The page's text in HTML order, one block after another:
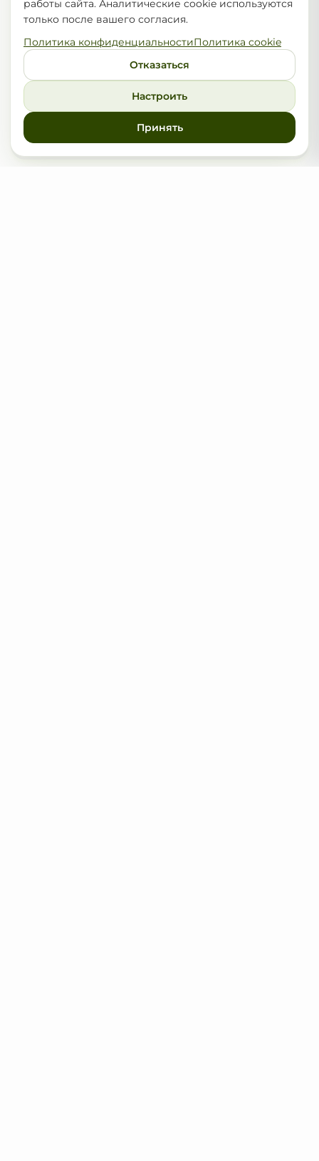
от
работы сайта. Аналитические cookie используются
только после вашего согласия.
Политика конфиденциальностиПолитика cookie
Отказаться
Настроить
Принять